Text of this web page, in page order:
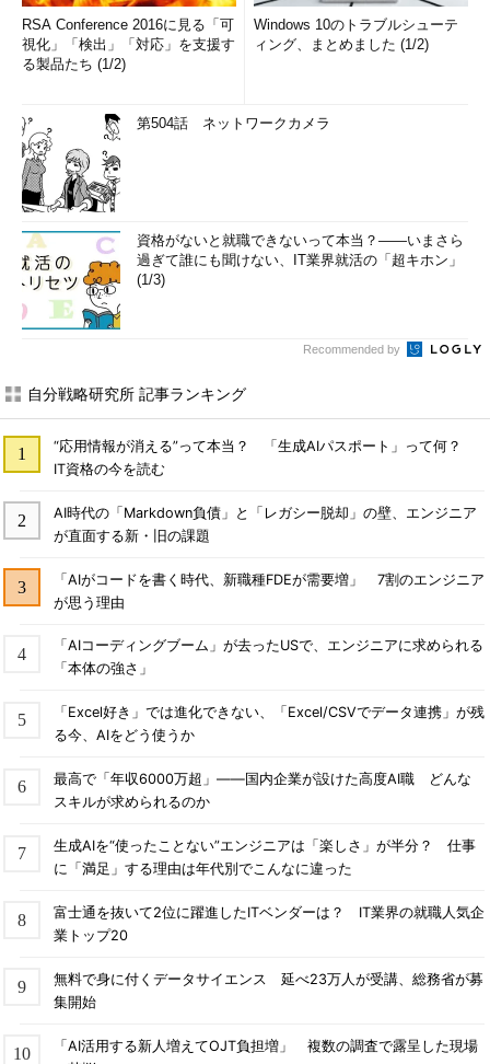
RSA Conference 2016に見る「可
視化」「検出」「対応」を支援す
る製品たち (1/2)
Windows 10のトラブルシューテ
ィング、まとめました (1/2)
第504話 ネットワークカメラ
資格がないと就職できないって本当？――いまさら
過ぎて誰にも聞けない、IT業界就活の「超キホン」
(1/3)
Recommended by
自分戦略研究所 記事ランキング
“応用情報が消える”って本当？ 「生成AIパスポート」って何？
IT資格の今を読む
AI時代の「Markdown負債」と「レガシー脱却」の壁、エンジニア
が直面する新・旧の課題
「AIがコードを書く時代、新職種FDEが需要増」 7割のエンジニア
が思う理由
「AIコーディングブーム」が去ったUSで、エンジニアに求められる
「本体の強さ」
「Excel好き」では進化できない、「Excel/CSVでデータ連携」が残
る今、AIをどう使うか
最高で「年収6000万超」――国内企業が設けた高度AI職 どんな
スキルが求められるのか
生成AIを“使ったことない”エンジニアは「楽しさ」が半分？ 仕事
に「満足」する理由は年代別でこんなに違った
富士通を抜いて2位に躍進したITベンダーは？ IT業界の就職人気企
業トップ20
無料で身に付くデータサイエンス 延べ23万人が受講、総務省が募
集開始
「AI活用する新人増えてOJT負担増」 複数の調査で露呈した現場